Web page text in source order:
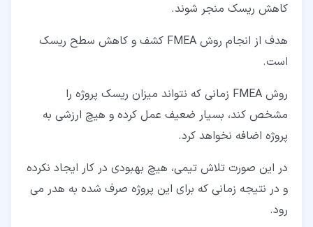
کاهش ریسک منجر شوند.
هدف از انجام روش FMEA کشف و کاهش سطح ریسک
است.
روش FMEA زمانی که نتواند میزان ریسک پروژه را
مشخص کند، بسیار ضعیف عمل کرده و هیچ ارزشی به
پروژه اضافه نخواهد کرد.
در این صورت تلاش تیمی، هیچ بهبودی در کار ایجاد نکرده
و در نتیجه زمانی که برای این پروژه صرف شده به هدر می
رود.